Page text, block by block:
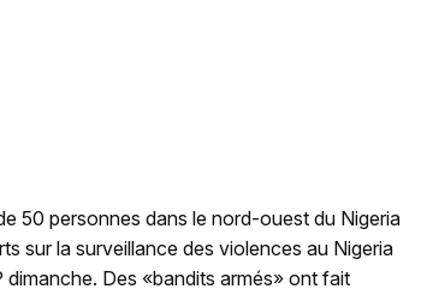
50 personnes dans le nord-ouest du Nigeria
sur la surveillance des violences au Nigeria
Des «bandits armés» ont fait